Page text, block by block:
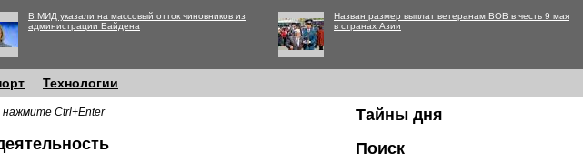
В МИД указали на массовый отток чиновников из
администрации Байдена
Назван размер выплат ветеранам ВОВ в честь 9 мая
в странах Азии
Технологии
Ctrl+Enter
Тайны дня
Поиск